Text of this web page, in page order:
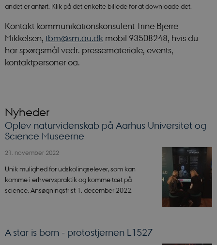
andet er anført. Klik på det enkelte billede for at downloade det.
Kontakt kommunikationskonsulent Trine Bjerre
Mikkelsen, tbm@sm.au.dk mobil 93508248, hvis du
har spørgsmål vedr. pressemateriale, events,
kontaktpersoner oa.
Nyheder
Oplev naturvidenskab på Aarhus Universitet og
Science Museerne
21. november 2022
Unik mulighed for udskolingselever, som kan
komme i erhvervspraktik og komme tæt på
science. Ansøgningsfrist 1. december 2022.
A star is born - protostjernen L1527